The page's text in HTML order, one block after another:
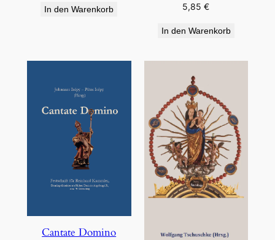
In den Warenkorb 5,85€
In den Warenkorb
Cantate Domino